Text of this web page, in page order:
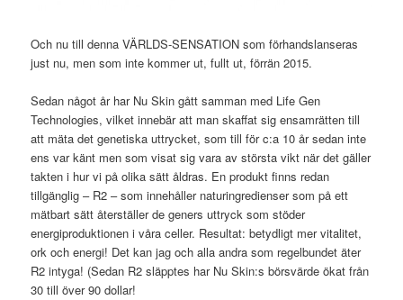
Och nu till denna VÄRLDS-SENSATION som förhandslanseras
just nu, men som inte kommer ut, fullt ut, förrän 2015.
Sedan något år har Nu Skin gått samman med Life Gen
Technologies, vilket innebär att man skaffat sig ensamrätten till
att mäta det genetiska uttrycket, som till för c:a 10 år sedan inte
ens var känt men som visat sig vara av största vikt när det gäller
takten i hur vi på olika sätt åldras. En produkt finns redan
tillgänglig – R2 – som innehåller naturingredienser som på ett
mätbart sätt återställer de geners uttryck som stöder
energiproduktionen i våra celler. Resultat: betydligt mer vitalitet,
ork och energi! Det kan jag och alla andra som regelbundet äter
R2 intyga! (Sedan R2 släpptes har Nu Skin:s börsvärde ökat från
30 till över 90 dollar!